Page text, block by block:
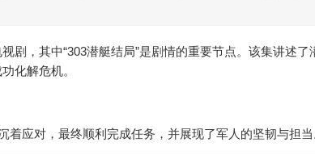
剧，其中“303潜艇结局”是剧情的重要节点。该集讲述
化解危机。
应对，最终顺利完成任务，并展现了军人的坚韧与担当